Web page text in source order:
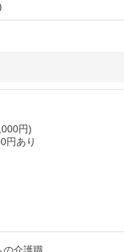
円)
円あり